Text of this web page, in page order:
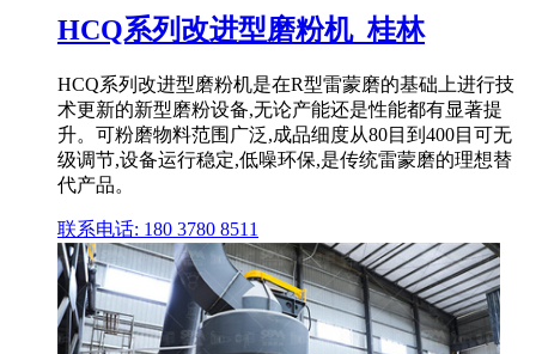
HCQ系列改进型磨粉机_桂林
HCQ系列改进型磨粉机是在R型雷蒙磨的基础上进行技
术更新的新型磨粉设备,无论产能还是性能都有显著提
升。可粉磨物料范围广泛,成品细度从80目到400目可无
级调节,设备运行稳定,低噪环保,是传统雷蒙磨的理想替
代产品。
联系电话: 180 3780 8511